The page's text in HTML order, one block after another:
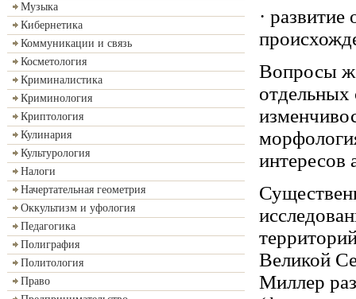
Музыка
Кибернетика
Коммуникации и связь
Косметология
Криминалистика
Криминология
Криптология
Кулинария
Культурология
Налоги
Начертательная геометрия
Оккультизм и уфология
Педагогика
Полиграфия
Политология
Право
·
Вопросы
отдельных
интересов
Великой
Миллер